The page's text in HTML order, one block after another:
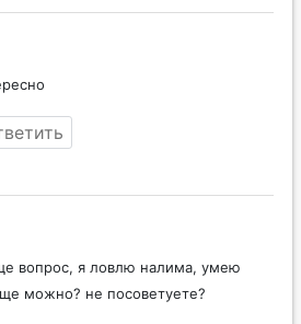
вопрос, я ловлю налима, умею
можно? не посоветуете?